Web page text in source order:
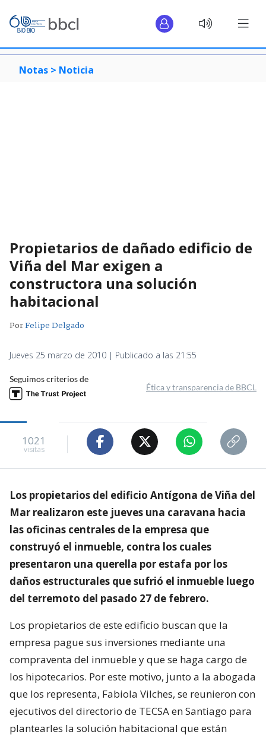
Notas > Noticia
Propietarios de dañado edificio de
Viña del Mar exigen a
constructora una solución
habitacional
PorFelipe Delgado
Jueves 25 marzo de 2010 | Publicado a las 21:55
Seguimos criterios de
Ética y transparencia de BBCL
1021
visitas
Los propietarios del edificio Antígona de Viña del
Mar realizaron este jueves una caravana hacia
las oficinas centrales de la empresa que
construyó el inmueble, contra los cuales
presentaron una querella por estafa por los
daños estructurales que sufrió el inmueble luego
del terremoto del pasado 27 de febrero.
Los propietarios de este edificio buscan que la
empresa pague sus inversiones mediante una
compraventa del inmueble y que se haga cargo de
los hipotecarios. Por este motivo, junto a la abogada
que los representa, Fabiola Vilches, se reunieron con
ejecutivos del directorio de TECSA en Santiago para
plantearles la solución habitacional que están